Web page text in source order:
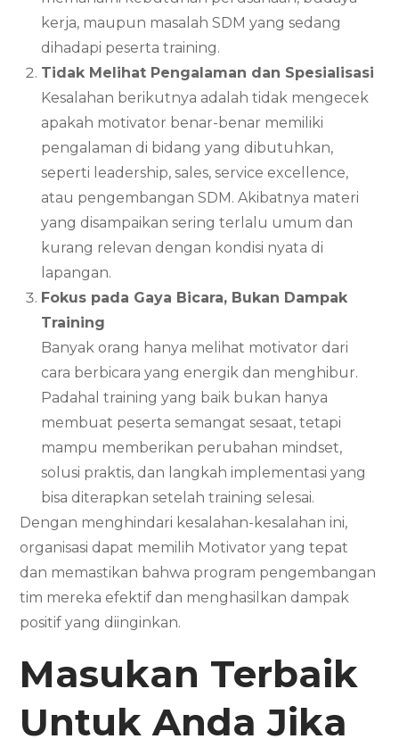
kerja, maupun masalah SDM yang sedang
dihadapi peserta training.
Tidak Melihat Pengalaman dan Spesialisasi
Kesalahan berikutnya adalah tidak mengecek
apakah motivator benar-benar memiliki
pengalaman di bidang yang dibutuhkan,
seperti leadership, sales, service excellence,
atau pengembangan SDM. Akibatnya materi
yang disampaikan sering terlalu umum dan
kurang relevan dengan kondisi nyata di
lapangan.
Fokus pada Gaya Bicara, Bukan Dampak
Training
Banyak orang hanya melihat motivator dari
cara berbicara yang energik dan menghibur.
Padahal training yang baik bukan hanya
membuat peserta semangat sesaat, tetapi
mampu memberikan perubahan mindset,
solusi praktis, dan langkah implementasi yang
bisa diterapkan setelah training selesai.
Dengan menghindari kesalahan-kesalahan ini,
organisasi dapat memilih Motivator yang tepat
dan memastikan bahwa program pengembangan
tim mereka efektif dan menghasilkan dampak
positif yang diinginkan.
Masukan Terbaik
Untuk Anda Jika